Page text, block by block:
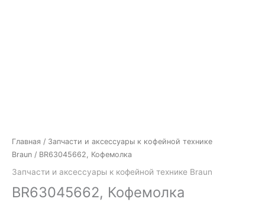
Главная / Запчасти и аксессуары к кофейной технике
Braun / BR63045662, Кофемолка
Запчасти и аксессуары к кофейной технике Braun
BR63045662, Кофемолка